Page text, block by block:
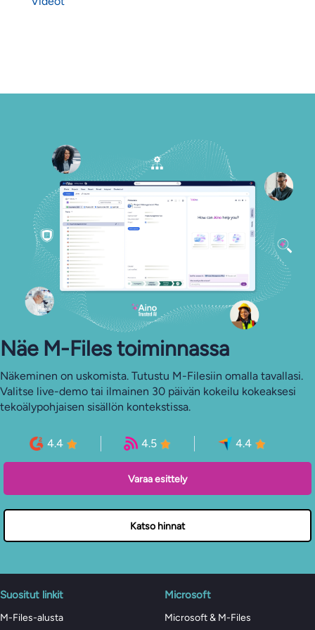
Näe M-Files toiminnassa
Näkeminen on uskomista. Tutustu M-Filesiin omalla tavallasi.
Valitse live-demo tai ilmainen 30 päivän kokeilu kokeaksesi
tekoälypohjaisen sisällön kontekstissa.
4.4 4.5 4.4
Varaa esittely
Katso hinnat
Suositut linkit
M-Files-alusta
Microsoft
Microsoft & M-Files